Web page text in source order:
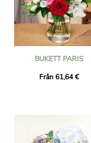
BUKETT PARIS
Från 61,64 €